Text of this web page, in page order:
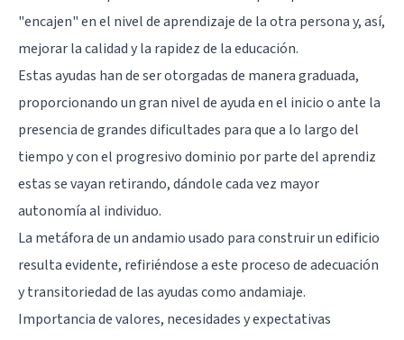
"encajen" en el nivel de aprendizaje de la otra persona y, así,
mejorar la calidad y la rapidez de la educación.
Estas ayudas han de ser otorgadas de manera graduada,
proporcionando un gran nivel de ayuda en el inicio o ante la
presencia de grandes dificultades para que a lo largo del
tiempo y con el progresivo dominio por parte del aprendiz
estas se vayan retirando, dándole cada vez mayor
autonomía al individuo.
La metáfora de un andamio usado para construir un edificio
resulta evidente, refiriéndose a este proceso de adecuación
y transitoriedad de las ayudas como andamiaje.
Importancia de valores, necesidades y expectativas